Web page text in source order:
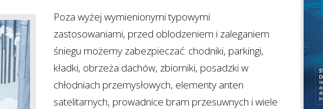
Poza wyżej wymienionymi typowymi
zastosowaniami, przed oblodzeniem i zaleganiem
śniegu możemy zabezpieczać: chodniki, parkingi,
kładki, obrzeża dachów, zbiorniki, posadzki w
chłodniach przemysłowych, elementy anten
satelitarnych, prowadnice bram przesuwnych i wiele